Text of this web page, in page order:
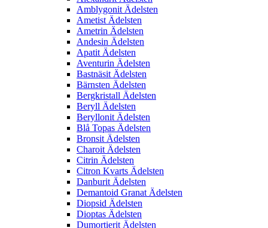
Amblygonit Ädelsten
Ametist Ädelsten
Ametrin Ädelsten
Andesin Ädelsten
Apatit Ädelsten
Aventurin Ädelsten
Bastnäsit Ädelsten
Bärnsten Ädelsten
Bergkristall Ädelsten
Beryll Ädelsten
Beryllonit Ädelsten
Blå Topas Ädelsten
Bronsit Ädelsten
Charoit Ädelsten
Citrin Ädelsten
Citron Kvarts Ädelsten
Danburit Ädelsten
Demantoid Granat Ädelsten
Diopsid Ädelsten
Dioptas Ädelsten
Dumortierit Ädelsten